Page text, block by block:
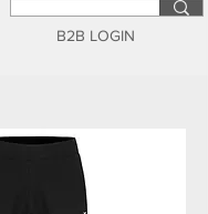
B2B LOGIN